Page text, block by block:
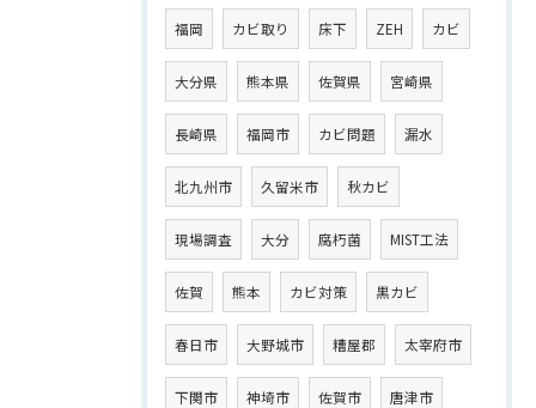
福岡 カビ取り 床下 ZEH カビ
大分県 熊本県 佐賀県 宮崎県
長崎県 福岡市 カビ問題 漏水
北九州市 久留米市 秋カビ
現場調査 大分 腐朽菌 MIST工法
佐賀 熊本 カビ対策 黒カビ
春日市 大野城市 糟屋郡 太宰府市
下関市 神埼市 佐賀市 唐津市